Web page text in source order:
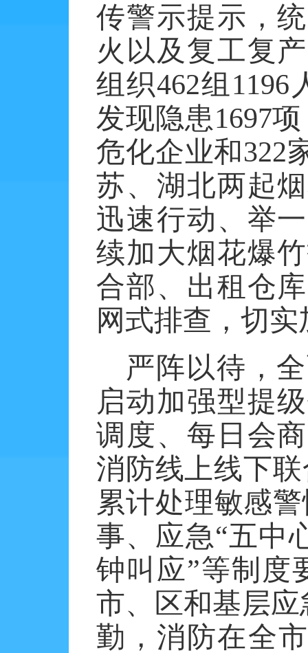
传警示提示，
火以及复工复
组织462组 1196
发现隐患1697
危化企业和322
苏、湖北两起
迅速行动、举
续加大烟花爆
合部、出租仓
网式排查，切
严阵以待，
启动加强型提
调度、每日会
消防线上线下
累计处理敏感
事、应急“五中
钟叫应”等制度
市、区和基层
勤，消防在全市